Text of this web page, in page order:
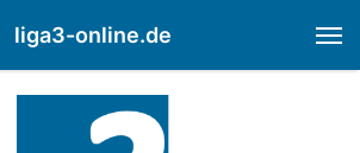
liga3-online.de